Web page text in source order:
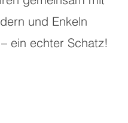
und Enkeln
ein echter Schatz!